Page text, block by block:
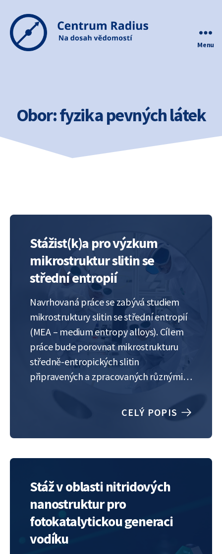
Menu
Obor:fyzika pevných látek
Stážist(k)a pro výzkum
mikrostruktur slitin se
střední entropií
Navrhovaná práce se zabývá studiem
mikrostruktury slitin se střední entropií
(MEA – medium entropy alloys). Cílem
práce bude porovnat mikrostrukturu
středně-entropických slitin
připravených a zpracovaných různými
slitinami obsahujícími omezený počet
slitinami. Využity budou techniky
rentgenové difrakce…
CELÝ POPIS
Stáž v oblasti nitridových
nanostruktur pro
fotokatalytickou generaci
vodíku